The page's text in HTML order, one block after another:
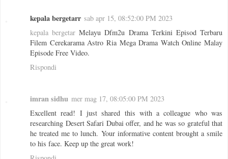
kepala bergetarr sab apr 15, 08:52:00 PM 2023
kepala bergetar Melayu Dfm2u Drama Terkini Episod Terbaru
Filem Cerekarama Astro Ria Mega Drama Watch Online Malay
Episode Free Video.
Rispondi
imran sidhu mer mag 17, 08:05:00 PM 2023
Excellent read! I just shared this with a colleague who was
researching Desert Safari Dubai offer, and he was so grateful that
he treated me to lunch. Your informative content brought a smile
to his face. Keep up the great work!